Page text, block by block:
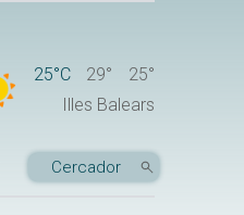
25°C 29°
25°
Illes Balears